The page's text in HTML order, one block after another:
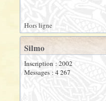
Hors ligne
Silmo
Inscription : 2002
Messages : 4 267